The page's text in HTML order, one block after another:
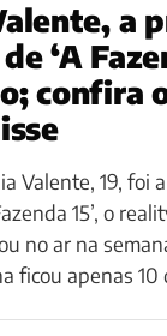
a
‘A
confira
Valente, 19, foi
15’, o
no ar na
ficou apenas 10